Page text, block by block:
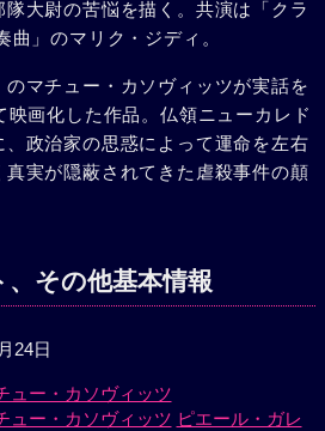
話を始める。ディアヌたちは解放
を占拠して、島の開発を促す法律
させ、自分たちの風習や伝統を守ろ
渉を拒否する相手だったが次第に話
り、4人の殺害は偶発的で、交渉成
させるという。ルゴルジュは本国に
の拠点まで撤退させ、平和的な解決
していく。だが本国では事件が虐
期化は政治への不満や不信を国民
考えていた。ルゴルジュは最後の
ってディアヌに声明を発表させる
放させようと考えるが、彼の尽力虚
命令が下される。国家への忠誠と解
との間で板挟みになった彼が苦悩す
大尉の苦悩を描く。共演は「クラ
」のマリク・ジディ。
のマチュー・カソヴィッツが実話を
画化した作品。仏領ニューカレド
政治家の思惑によって運命を左右
真実が隠蔽されてきた虐殺事件の顛
その他基本情報
24日
ュー・カソヴィッツ
ュー・カソヴィッツ ピエール・ガレ